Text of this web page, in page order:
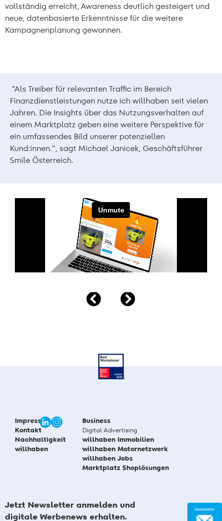
vollständig erreicht, Awareness deutlich gesteigert und
neue, datenbasierte Erkenntnisse für die weitere
Kampagnenplanung gewonnen.
“Als Treiber für relevanten Traffic im Bereich
Finanzdienstleistungen nutze ich willhaben seit vielen
Jahren. Die Insights über das Nutzungsverhalten auf
einem Marktplatz geben eine weitere Perspektive für
ein umfassendes Bild unserer potenziellen
Kund:innen.”, sagt Michael Janicek, Geschäftsführer
Smile Österreich.
Impressum
Kontakt
Nachhaltigkeit
willhaben
Business
Digital Advertising
willhaben Immobilien
willhaben Motornetzwerk
willhaben Jobs
Marktplatz Shoplösungen
Jetzt Newsletter anmelden und
digitale Werbenews erhalten.